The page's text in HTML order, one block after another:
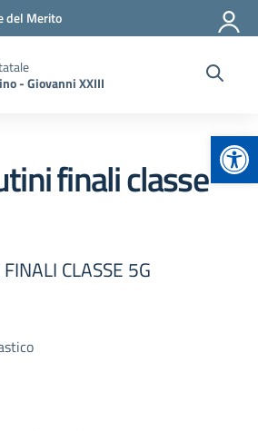
del Merito
- Giovanni XXIII
finali classe
CLASSE 5G